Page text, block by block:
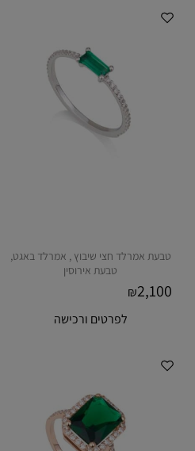
טבעת אמרלד חצי שיבוץ , אמרלד באגט,
טבעת אירוסין
₪2,100
לפרטים ורכישה